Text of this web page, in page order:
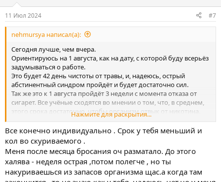
11 Июл 2024 #7
nehmursya написал(а):
Сегодня лучше, чем вчера.
Ориентируюсь на 1 августа, как на дату, с которой буду всерьёз
задумываться о работе.
Это будет 42 день чистоты от травы, и, надеюсь, острый
абстинентный синдром пройдёт и будет достаточно сил.
Так же это к 1 августа пройдёт 3 недели с момента отказа от
сигарет. Все учёные сходятся во мнении о том, что, в среднем,
этого срока достаточно, чтобы организм отвык от никотина.
Колено практически не беспокоит, стараюсь пройти 10к шагов
в день, благо погода располагает.
Отказался от лактозы, а то живот выкручивает от неё.
Либидо даёт о себе знать, это тоже радует.
NEDUEM
Нажмите для раскрытия...
Все конечно индивидуально . Срок у тебя меньший и
кол во скуриваемого .
Меня после месяца бросания оч разматало. До этого
халява - неделя острая ,потом полегче , но ты
накуриваешься из запасов организма щас.а когда там